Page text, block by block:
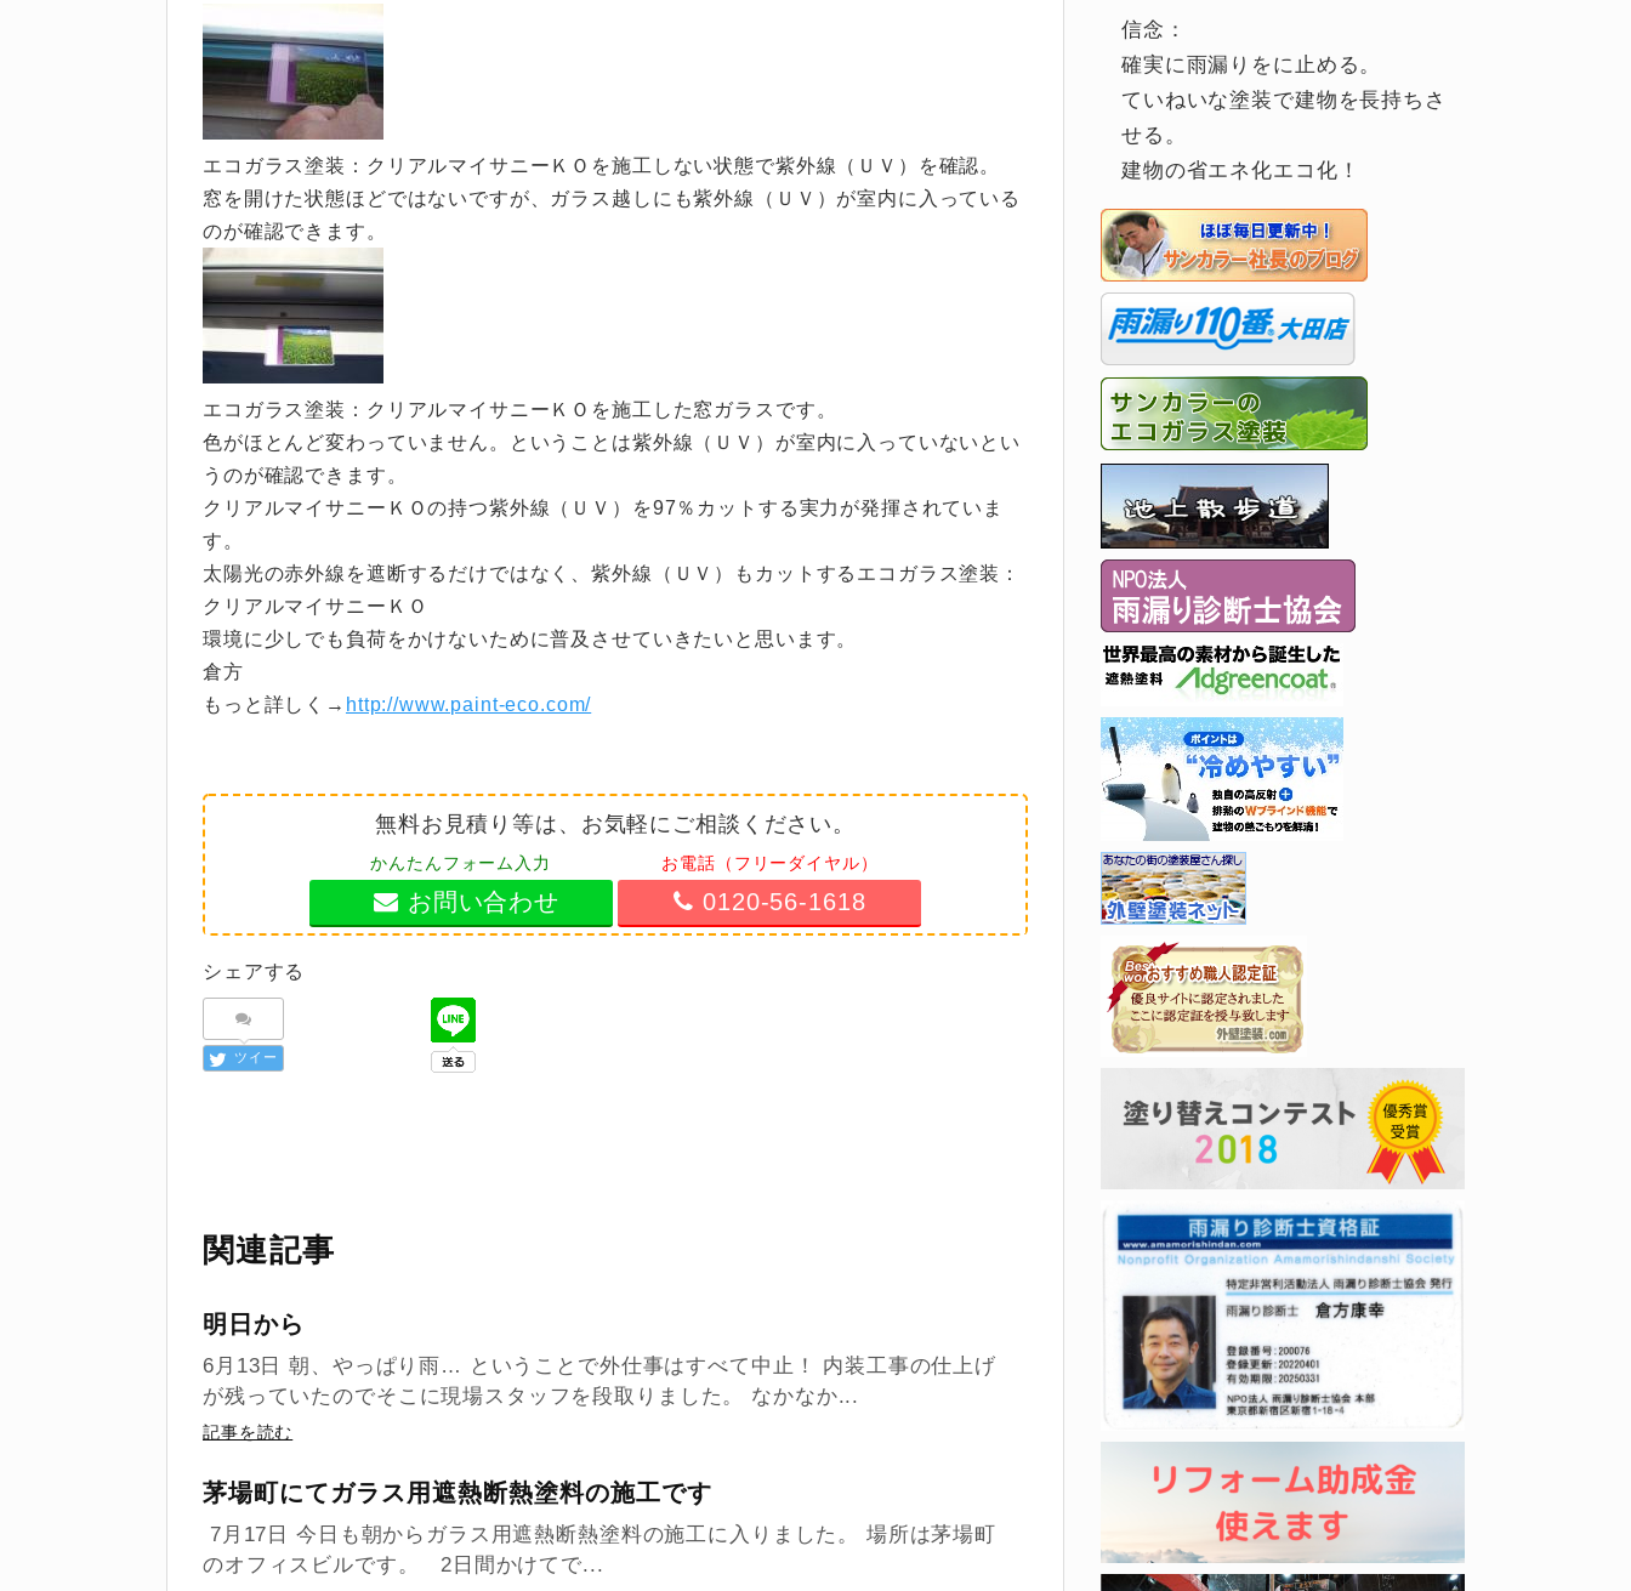
エコガラス塗装：クリアルマイサニーＫＯを施工しない状態で紫外線（ＵＶ）を確認。
窓を開けた状態ほどではないですが、ガラス越しにも紫外線（ＵＶ）が室内に入っている
のが確認できます。
エコガラス塗装：クリアルマイサニーＫＯを施工した窓ガラスです。
色がほとんど変わっていません。ということは紫外線（ＵＶ）が室内に入っていないとい
うのが確認できます。
クリアルマイサニーＫＯの持つ紫外線（ＵＶ）を97％カットする実力が発揮されていま
す。
太陽光の赤外線を遮断するだけではなく、紫外線（ＵＶ）もカットするエコガラス塗装：
クリアルマイサニーＫＯ
環境に少しでも負荷をかけないために普及させていきたいと思います。
倉方
もっと詳しく→ http://www.paint-eco.com/
無料お見積り等は、お気軽にご相談ください。
かんたんフォーム入力
お問い合わせ
お電話（フリーダイヤル）
0120-56-1618
シェアする
ツイー
関連記事
明日から
6月13日 朝、やっぱり雨… ということで外仕事はすべて中止！ 内装工事の仕上げ
が残っていたのでそこに現場スタッフを段取りました。 なかなか...
記事を読む
茅場町にてガラス用遮熱断熱塗料の施工です
7月17日 今日も朝からガラス用遮熱断熱塗料の施工に入りました。 場所は茅場町
のオフィスビルです。 2日間かけてで...
信念：
確実に雨漏りをに止める。
ていねいな塗装で建物を長持ちさ
せる。
建物の省エネ化エコ化！